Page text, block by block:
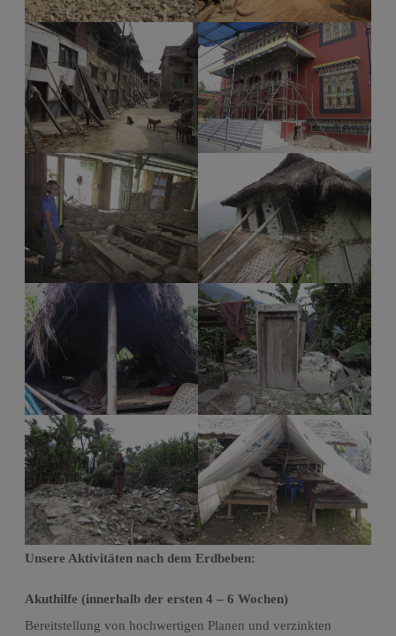
Unsere Aktivitäten nach dem Erdbeben:
Akuthilfe (innerhalb der ersten 4 – 6 Wochen)
Bereitstellung von hochwertigen Planen und verzinkten